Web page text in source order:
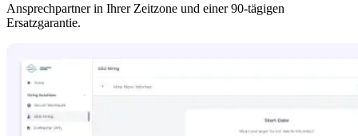
Ansprechpartner in Ihrer Zeitzone und einer 90-tägigen
Ersatzgarantie.